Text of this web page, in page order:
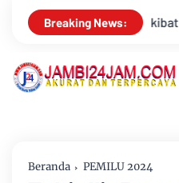
Breaking News:
Air Bersih Tirta
Beranda PEMILU 2024